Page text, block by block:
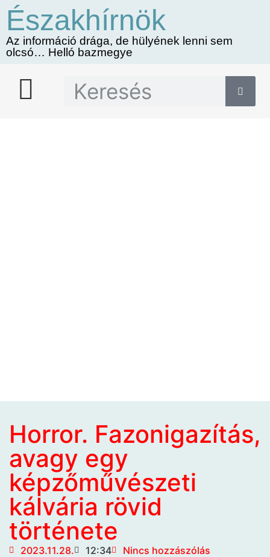
Északhírnök
Az információ drága, de hülyének lenni sem
olcsó… Helló bazmegye
Horror. Fazonigazítás,
avagy egy
képzőművészeti
kálvária rövid
története
2023.11.28. 12:34 Nincs hozzászólás